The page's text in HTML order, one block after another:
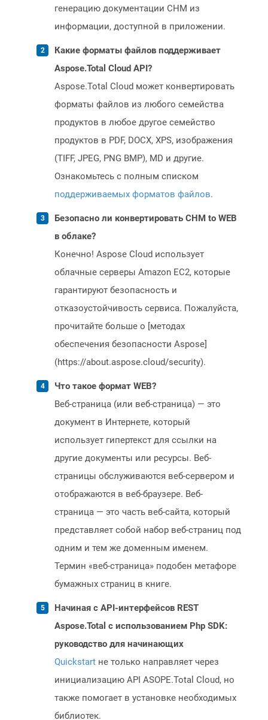
генерацию документации CHM из
информации, доступной в приложении.
Какие форматы файлов поддерживает
Aspose.Total Cloud API?
Aspose.Total Cloud может конвертировать
форматы файлов из любого семейства
продуктов в любое другое семейство
продуктов в PDF, DOCX, XPS, изображения
(TIFF, JPEG, PNG BMP), MD и другие.
Ознакомьтесь с полным списком
поддерживаемых форматов файлов.
Безопасно ли конвертировать CHM to WEB
в облаке?
Конечно! Aspose Cloud использует
облачные серверы Amazon EC2, которые
гарантируют безопасность и
отказоустойчивость сервиса. Пожалуйста,
прочитайте больше о [методах
обеспечения безопасности Aspose]
(https://about.aspose.cloud/security).
Что такое формат WEB?
Веб-страница (или веб-страница) — это
документ в Интернете, который
использует гипертекст для ссылки на
другие документы или ресурсы. Веб-
страницы обслуживаются веб-сервером и
отображаются в веб-браузере. Веб-
страница — это часть веб-сайта, который
представляет собой набор веб-страниц под
одним и тем же доменным именем.
Термин «веб-страница» подобен метафоре
бумажных страниц в книге.
Начиная с API-интерфейсов REST
Aspose.Total с использованием Php SDK:
руководство для начинающих
Quickstart не только направляет через
инициализацию API ASOPE.Total Cloud, но
также помогает в установке необходимых
библиотек.